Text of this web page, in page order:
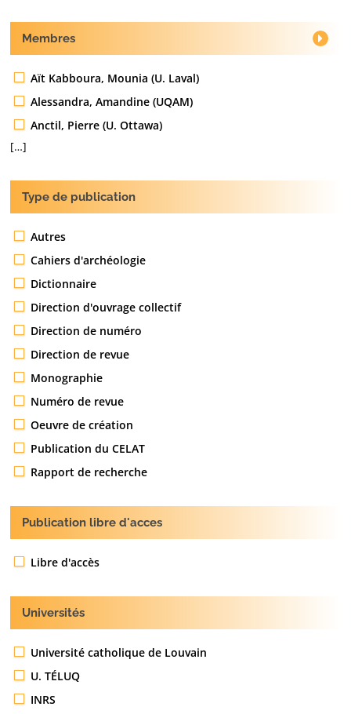
Membres
Aït Kabboura, Mounia (U. Laval)
Alessandra, Amandine (UQAM)
Anctil, Pierre (U. Ottawa)
[…]
Type de publication
Autres
Cahiers d'archéologie
Dictionnaire
Direction d'ouvrage collectif
Direction de numéro
Direction de revue
Monographie
Numéro de revue
Oeuvre de création
Publication du CELAT
Rapport de recherche
Publication libre d'acces
Libre d'accès
Universités
Université catholique de Louvain
U. TÉLUQ
INRS